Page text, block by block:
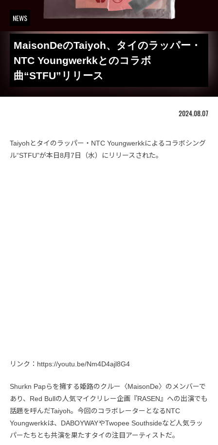
NEWS
MaisonDeのTaiyoh、タイのラッパー・
NTC Youngwerkkとのコラボ
曲“STFU”リリース
2024.08.07
Taiyohとタイのラッパー・NTC Youngwerkkによるコラボシング
ル“STFU”が本日8月7日（水）にリリースされた。
リンク：https://youtu.be/Nm4D4ajl8G4
Shurkn Papらを擁する姫路のクルー〈MaisonDe〉のメンバーで
あり、Red Bullの人気マイクリレー企画『RASEN』への出演でも
話題を呼んだTaiyoh。今回のコラボレーターとなるNTC
Youngwerkkは、DABOYWAYやTwopee Southsideなど人気ラッ
パーたちとも共演を果たすタイの注目アーティストだ。